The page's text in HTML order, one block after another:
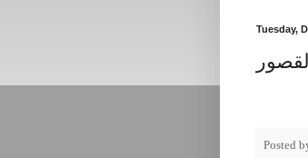
Tuesday,
Posted